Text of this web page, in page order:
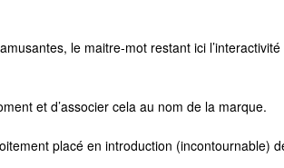
le maitre-mot restant ici
et d’associer cela au nom de la marque.
placé en introduction (incontournable)